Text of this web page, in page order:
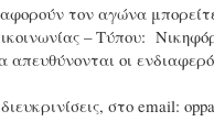
τον αγώνα
– Τύπου:
οι
στο email: